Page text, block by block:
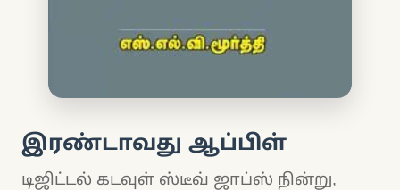
இரண்டாவது ஆப்பிள்
டிஜிட்டல் கடவுள் ஸ்டீவ் ஜாப்ஸ் நின்று,